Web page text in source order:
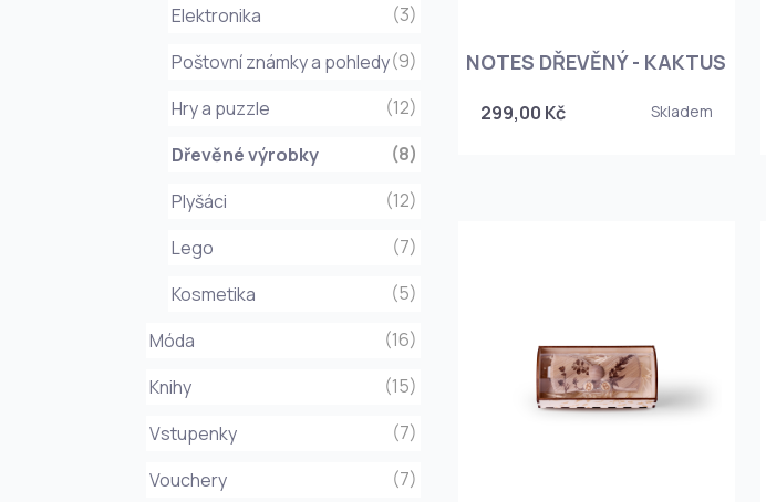
Elektronika
(3)
Poštovní známky a pohledy(9)
Hry a puzzle
(12)
Dřevěné výrobky
(8)
Plyšáci
(12)
Lego
(7)
Kosmetika
(5)
Móda
(16)
Knihy
(15)
Vstupenky
(7)
Vouchery
(7)
NOTES DŘEVĚNÝ - KAKTUS
299,00 Kč Skladem